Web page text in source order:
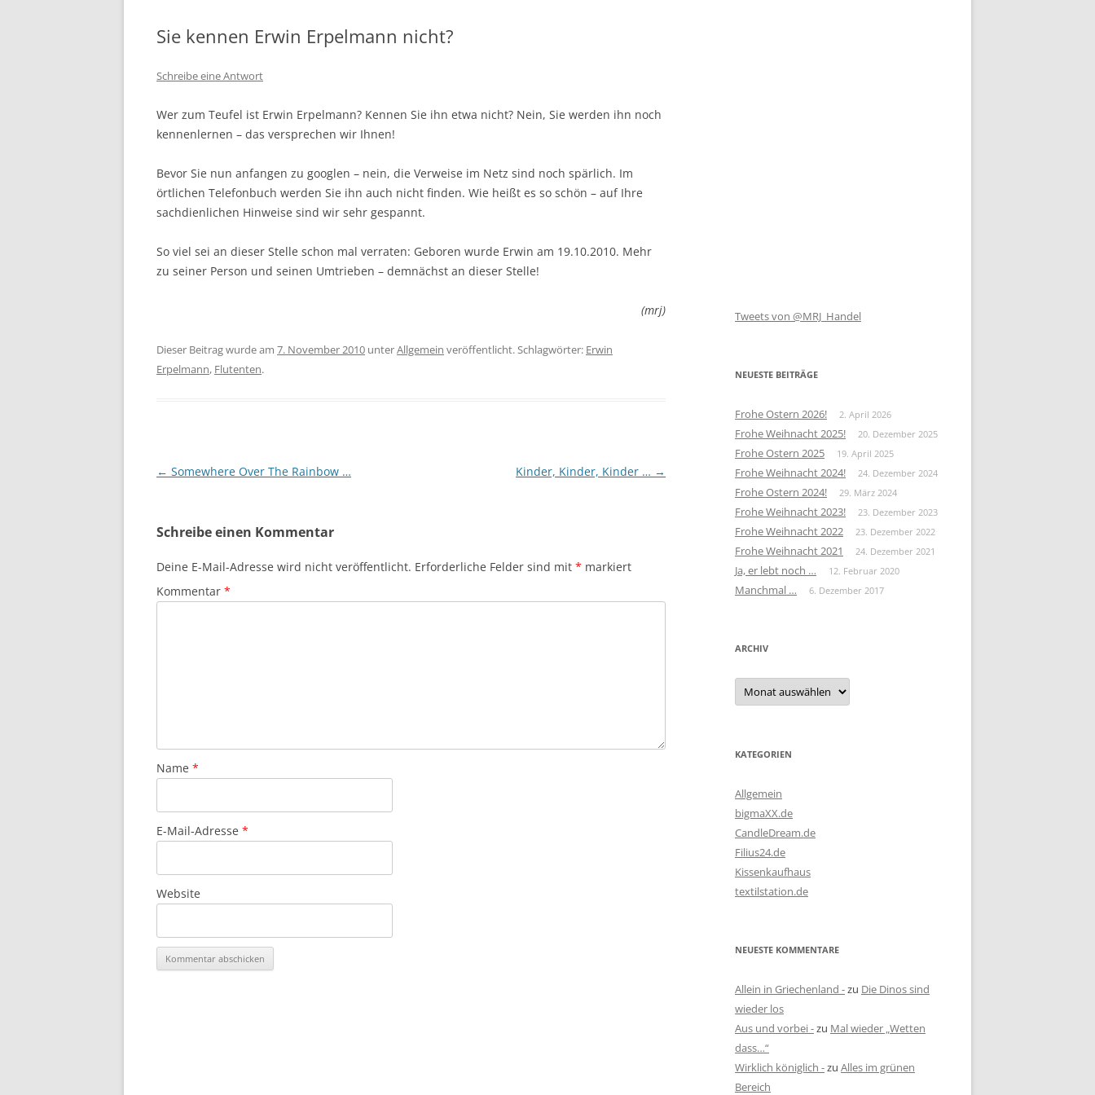
Sie kennen Erwin Erpelmann nicht?
Schreibe eine Antwort
Wer zum Teufel ist Erwin Erpelmann? Kennen Sie ihn etwa nicht? Nein, Sie werden ihn noch
kennenlernen – das versprechen wir Ihnen!
Bevor Sie nun anfangen zu googlen – nein, die Verweise im Netz sind noch spärlich. Im
örtlichen Telefonbuch werden Sie ihn auch nicht finden. Wie heißt es so schön – auf Ihre
sachdienlichen Hinweise sind wir sehr gespannt.
So viel sei an dieser Stelle schon mal verraten: Geboren wurde Erwin am 19.10.2010. Mehr
zu seiner Person und seinen Umtrieben – demnächst an dieser Stelle!
(mrj)
Dieser Beitrag wurde am 7. November 2010 unterAllgemein veröffentlicht. Schlagwörter: Erwin
Erpelmann, Flutenten.
Beitragsnavigation
← Somewhere Over The Rainbow … Kinder, Kinder, Kinder … →
Schreibe einen Kommentar
Deine E-Mail-Adresse wird nicht veröffentlicht. Erforderliche Felder sind mit * markiert
Kommentar *
Name *
E-Mail-Adresse *
Website
Tweets von @MRJ_Handel
NEUESTE BEITRÄGE
Frohe Ostern 2026! 2. April 2026
Frohe Weihnacht 2025! 20. Dezember 2025
Frohe Ostern 2025 19. April 2025
Frohe Weihnacht 2024! 24. Dezember 2024
Frohe Ostern 2024! 29. März 2024
Frohe Weihnacht 2023! 23. Dezember 2023
Frohe Weihnacht 2022 23. Dezember 2022
Frohe Weihnacht 2021 24. Dezember 2021
Ja, er lebt noch … 12. Februar 2020
Manchmal … 6. Dezember 2017
ARCHIV
Archiv
KATEGORIEN
Allgemein
bigmaXX.de
CandleDream.de
Filius24.de
Kissenkaufhaus
textilstation.de
NEUESTE KOMMENTARE
Allein in Griechenland -zu Die Dinos sind
wieder los
Aus und vorbei -zu Mal wieder „Wetten
dass…“
Wirklich königlich -zu Alles im grünen
Bereich